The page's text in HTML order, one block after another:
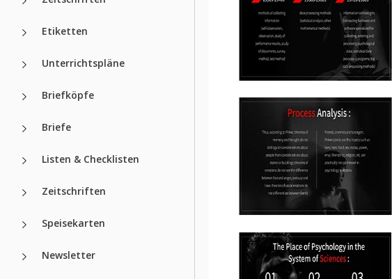
Etiketten
Unterrichtspläne
Briefköpfe
Briefe
Listen & Checklisten
Zeitschriften
Speisekarten
Newsletter